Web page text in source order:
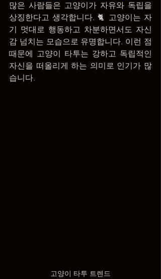
많은 사람들은 고양이가 자유와 독립을
상징한다고 생각합니다. 🐈 고양이는 자
기 멋대로 행동하고 차분하면서도 자신
감 넘치는 모습으로 유명합니다. 이런 점
때문에 고양이 타투는 강하고 독립적인
자신을 떠올리게 하는 의미로 인기가 많
습니다.
고양이 타투 트렌드